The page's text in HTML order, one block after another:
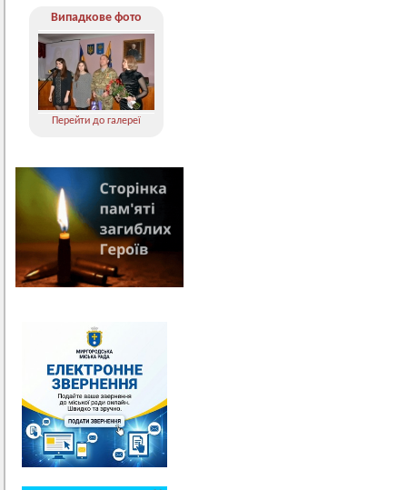
Випадкове фото
Перейти до галереї